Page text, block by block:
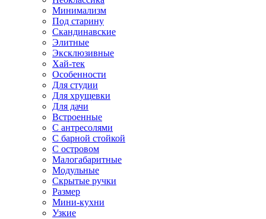
Минимализм
Под старину
Скандинавские
Элитные
Эксклюзивные
Хай-тек
Особенности
Для студии
Для хрущевки
Для дачи
Встроенные
С антресолями
С барной стойкой
С островом
Малогабаритные
Модульные
Скрытые ручки
Размер
Мини-кухни
Узкие